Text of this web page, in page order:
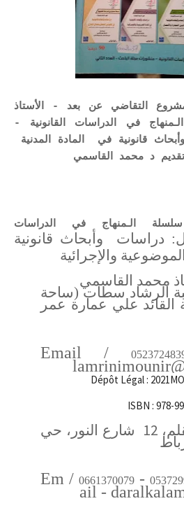
التقاضي عن بعد - الأستاذ
في الدراسات القانونية -
قانونية في المادة المدنية
تقديم د محمد القاسمي
في الدراسات
دراسات
وأبحاث قانونية
الموضوعية والإجرائية
محمد القاسمي
الرشاد سطات (ساحة
علي عمارة عمر
/
Email
Dépôt Légal :
ISBN : 978-
12 شارع النور، حي
-
0661370079
/
Em
ail -